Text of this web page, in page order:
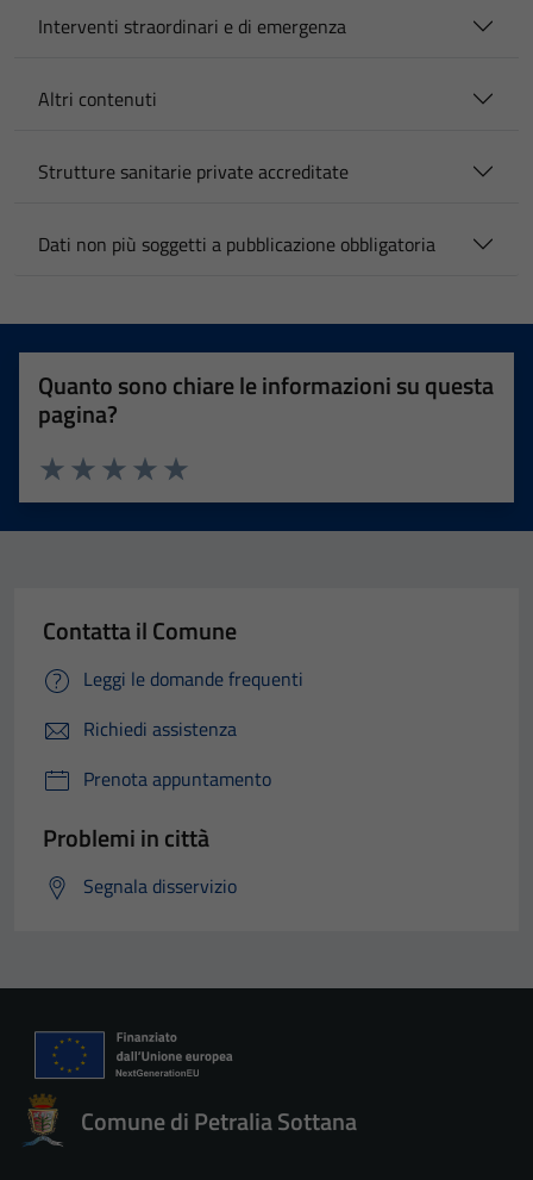
Interventi straordinari e di emergenza
Altri contenuti
Strutture sanitarie private accreditate
Dati non più soggetti a pubblicazione obbligatoria
Quanto sono chiare le informazioni su questa
pagina?
Valuta 5 stelle su 5
Valuta 4 stelle su 5
Valuta 3 stelle su 5
Valuta 2 stelle su 5
Valuta 1 stelle su 5
Contatta il Comune
Leggi le domande frequenti
Richiedi assistenza
Prenota appuntamento
Problemi in città
Segnala disservizio
Comune di Petralia Sottana